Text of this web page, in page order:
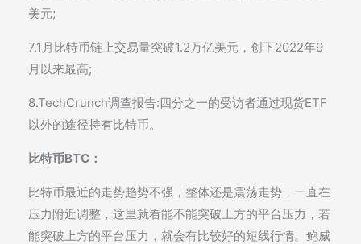
美元;
7.1月比特币链上交易量突破1.2万亿美元，创下2022年9
月以来最高;
8.TechCrunch调查报告:四分之一的受访者通过现货ETF
以外的途径持有比特币。
比特币BTC：
比特币最近的走势趋势不强，整体还是震荡走势，一直在
压力附近调整，这里就看能不能突破上方的平台压力，若
能突破上方的平台压力，就会有比较好的短线行情。鲍威